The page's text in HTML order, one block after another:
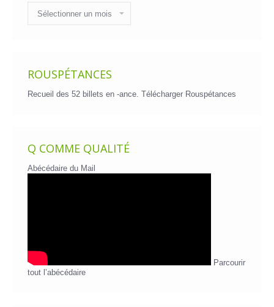
des
billets
ROUSPÉTANCES
Recueil des 52 billets en -ance. Télécharger Rouspétances
Q COMME QUALITÉ
Abécédaire du Mail
Parcourir
tout l’abécédaire